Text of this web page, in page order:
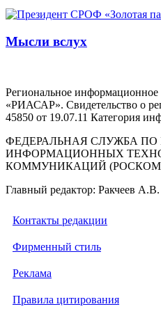
Мысли вслух
Региональное информационное
«РИАСАР». Свидетельство о
45850 от 19.07.11 Категория
ФЕДЕРАЛЬНАЯ СЛУЖБА ПО
ИНФОРМАЦИОННЫХ
КОММУНИКАЦИЙ
Главный редактор: Ракчеев А.В.
Контакты редакции
Фирменный стиль
Реклама
Правила цитирования